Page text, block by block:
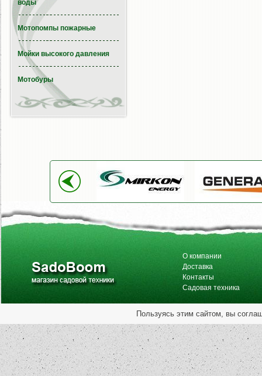
воды
Мотопомпы пожарные
Мойки высокого давления
Мотобуры
О компании
Доставка
Контакты
Садовая техника
Пользуясь этим сайтом, вы